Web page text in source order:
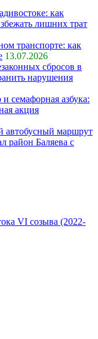
как
лишних трат
транспорте: как
13.07.2026
сбросов в
нарушения
семафорная азбука:
акция
автобусный маршрут
район Баляева с
VI созыва (2022-